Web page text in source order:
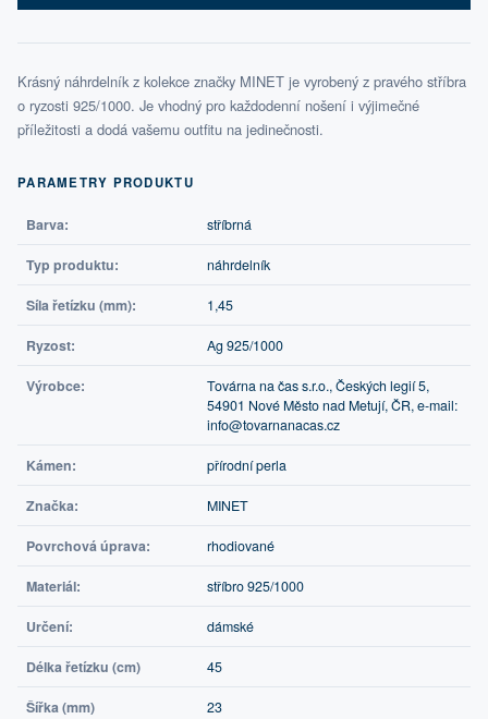
Krásný náhrdelník z kolekce značky MINET je vyrobený z pravého stříbra
o ryzosti 925/1000. Je vhodný pro každodenní nošení i výjimečné
příležitosti a dodá vašemu outfitu na jedinečnosti.
PARAMETRY PRODUKTU
Barva: stříbrná
Typ produktu: náhrdelník
Síla řetízku (mm): 1,45
Ryzost: Ag 925/1000
Výrobce:
Továrna na čas s.r.o., Českých legií 5,
54901 Nové Město nad Metují, ČR, e-mail:
info@tovarnanacas.cz
Kámen: přírodní perla
Značka: MINET
Povrchová úprava: rhodiované
Materiál: stříbro 925/1000
Určení: dámské
Délka řetízku (cm) 45
Šířka (mm) 23